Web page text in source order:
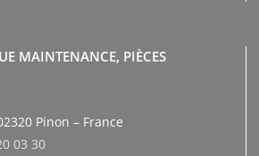
MAINTENANCE, PIÈCES
Pinon – France
03 30